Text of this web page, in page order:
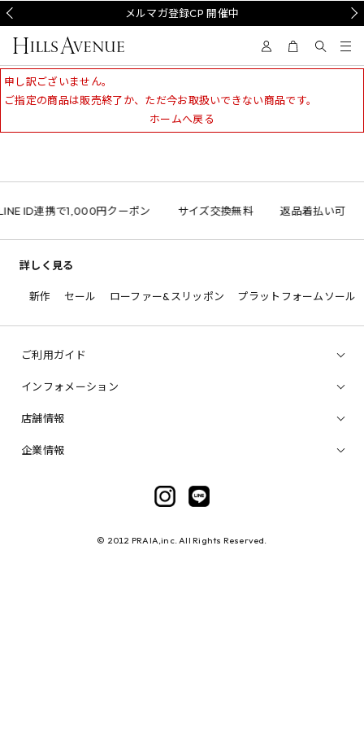
メルマガ登録CP 開催中
申し訳ございません。
ご指定の商品は販売終了か、ただ今お取扱いできない商品です。
ホームへ戻る
ID連携で1,000円クーポン サイズ交換無料 返品着払い可
詳しく見る
新作 セール ローファー&スリッポン プラットフォームソール
ご利用ガイド
インフォメーション
店舗情報
企業情報
© 2012 PRAIA,inc. All Rights Reserved.